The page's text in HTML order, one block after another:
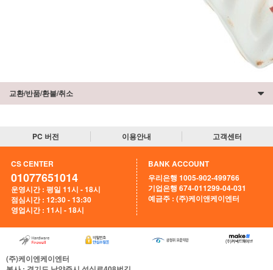
교환/반품/환불/취소
PC 버전 이용안내 고객센터
CS CENTER
01077651014
운영시간 : 평일 11시 - 18시
점심시간 : 12:30 - 13:30
영업시간 : 11시 - 18시
BANK ACCOUNT
우리은행 1005-902-499766
기업은행 674-011299-04-031
예금주 : (주)케이앤케이엔터
(주)케이엔케이엔터